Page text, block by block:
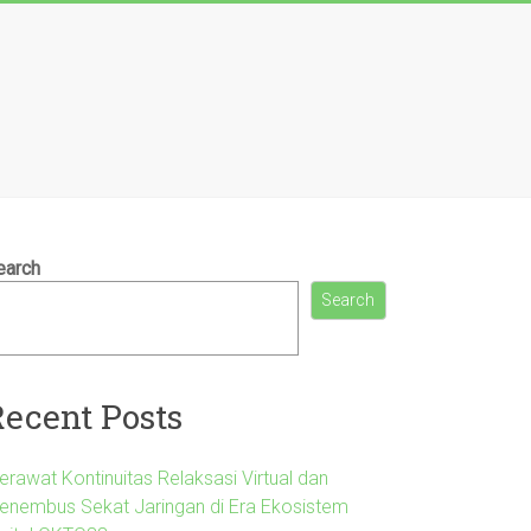
Search
Posts
Kontinuitas Relaksasi Virtual dan
Sekat Jaringan di Era Ekosistem